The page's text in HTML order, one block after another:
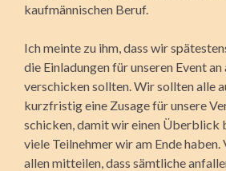
kaufmännischen Beruf.
Ich meinte zu ihm, dass wir
die Einladungen für unseren Event
verschicken sollten. Wir sollten alle
kurzfristig eine Zusage für unsere
schicken, damit wir einen Überblick
viele Teilnehmer wir am Ende
allen mitteilen, dass sämtliche